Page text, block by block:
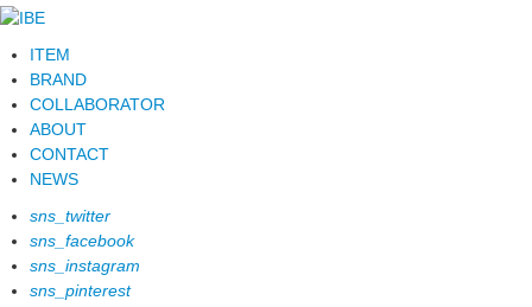
ITEM
BRAND
COLLABORATOR
ABOUT
CONTACT
NEWS
sns_twitter
sns_facebook
sns_instagram
sns_pinterest